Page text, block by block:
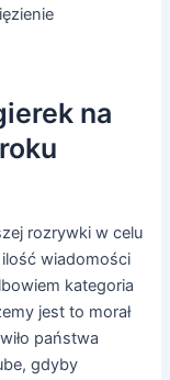
na
rozrywki w celu
wiadomości
kategoria
jest to morał
państwa
gdyby